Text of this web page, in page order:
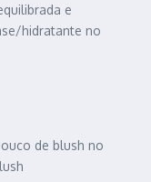
e
hidratante no
de blush no